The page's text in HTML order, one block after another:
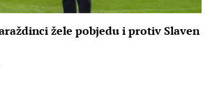
žele pobjedu i protiv Slaven